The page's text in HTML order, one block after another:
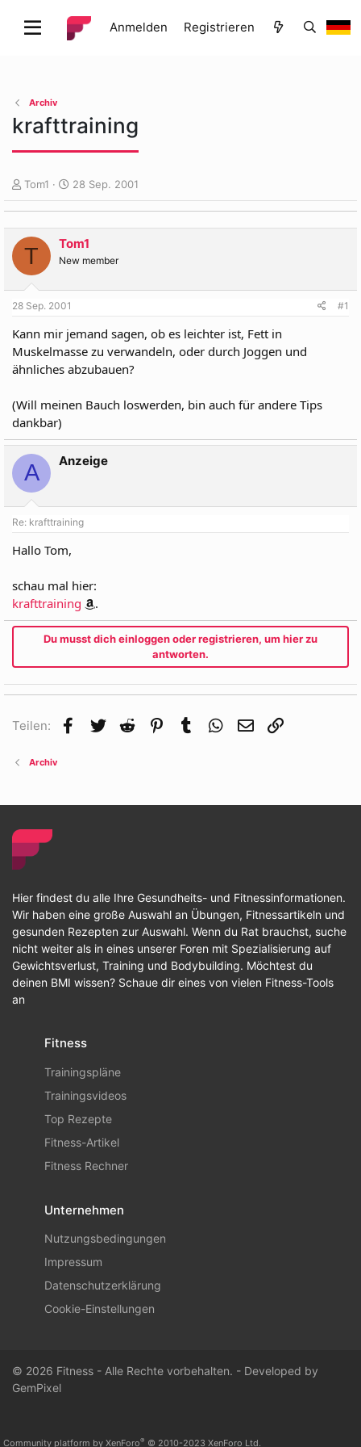
Anmelden Registrieren
Archiv
krafttraining
E
r
s
t
l
e
r
Tom1
E
r
s
t
e
l
t
28 Sep. 2001
T Tom1
New member
28 Sep. 2001 #1
Kann mir jemand sagen, ob es leichter ist, Fett in
Muskelmasse zu verwandeln, oder durch Joggen und
ähnliches abzubauen?
(Will meinen Bauch loswerden, bin auch für andere Tips
dankbar)
A Anzeige
Re: krafttraining
Hallo Tom,
schau mal hier:
krafttraining
.
Du musst dich einloggen oder registrieren, um hier zu
antworten.
Teilen: Facebook
Twitter Reddit Pinterest
Tumblr WhatsApp
E-Mail
Archiv
Hier findest du alle Ihre Gesundheits- und Fitnessinformationen.
Wir haben eine große Auswahl an Übungen, Fitnessartikeln und
gesunden Rezepten zur Auswahl. Wenn du Rat brauchst, suche
nicht weiter als in eines unserer Foren mit Spezialisierung auf
Gewichtsverlust, Training und Bodybuilding. Möchtest du
deinen BMI wissen? Schaue dir eines von vielen Fitness-Tools
an
Fitness
Trainingspläne
Trainingsvideos
Top Rezepte
Fitness-Artikel
Fitness Rechner
Unternehmen
Nutzungsbedingungen
Impressum
Datenschutzerklärung
Cookie-Einstellungen
© 2026 Fitness - Alle Rechte vorbehalten. - Developed by
GemPixel
Community platform by XenForo® © 2010-2023 XenForo Ltd.